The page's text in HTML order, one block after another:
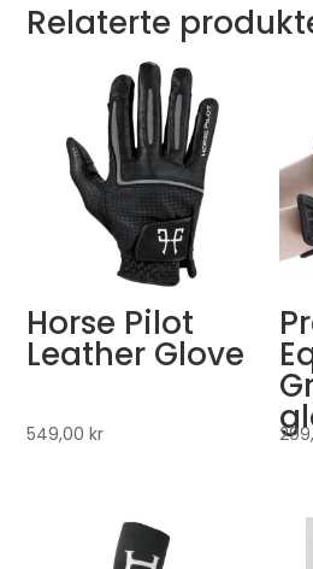
Relaterte
Horse Pilot
Leather Glove
549,00kr